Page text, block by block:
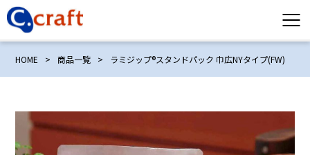
HOME > 商品一覧 > ラミジップ®スタンドパック 巾広NYタイプ(FW)